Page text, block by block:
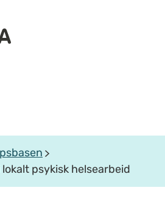
psykisk helsearbeid